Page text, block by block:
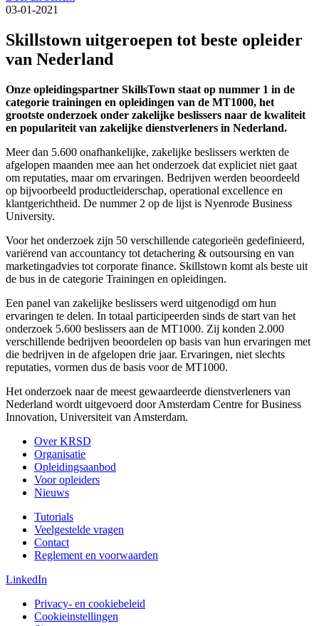
03-01-2021
Skillstown uitgeroepen tot beste opleider
van Nederland
Onze opleidingspartner SkillsTown staat op nummer 1 in de
categorie trainingen en opleidingen van de MT1000, het
grootste onderzoek onder zakelijke beslissers naar de kwaliteit
en populariteit van zakelijke dienstverleners in Nederland.
Meer dan 5.600 onafhankelijke, zakelijke beslissers werkten de
afgelopen maanden mee aan het onderzoek dat expliciet niet gaat
om reputaties, maar om ervaringen. Bedrijven werden beoordeeld
op bijvoorbeeld productleiderschap, operational excellence en
klantgerichtheid. De nummer 2 op de lijst is Nyenrode Business
University.
Voor het onderzoek zijn 50 verschillende categorieën gedefinieerd,
variërend van accountancy tot detachering & outsoursing en van
marketingadvies tot corporate finance. Skillstown komt als beste uit
de bus in de categorie Trainingen en opleidingen.
Een panel van zakelijke beslissers werd uitgenodigd om hun
ervaringen te delen. In totaal participeerden sinds de start van het
onderzoek 5.600 beslissers aan de MT1000. Zij konden 2.000
verschillende bedrijven beoordelen op basis van hun ervaringen met
die bedrijven in de afgelopen drie jaar. Ervaringen, niet slechts
reputaties, vormen dus de basis voor de MT1000.
Het onderzoek naar de meest gewaardeerde dienstverleners van
Nederland wordt uitgevoerd door Amsterdam Centre for Business
Innovation, Universiteit van Amsterdam.
Over KRSD
Organisatie
Opleidingsaanbod
Voor opleiders
Nieuws
Tutorials
Veelgestelde vragen
Contact
Reglement en voorwaarden
LinkedIn
Privacy- en cookiebeleid
Cookieinstellingen